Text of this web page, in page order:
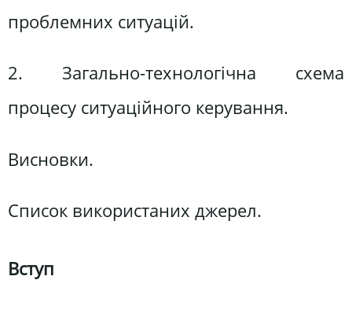
проблемних ситуацій.
2. Загально-технологічна схема
процесу ситуаційного керування.
Висновки.
Список використаних джерел.
Вступ